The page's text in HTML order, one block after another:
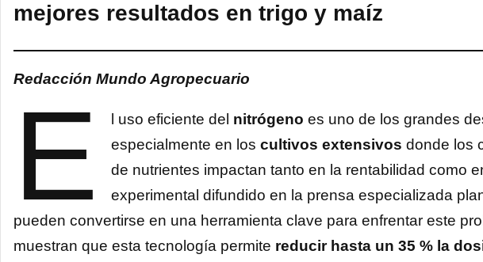
mejores resultados en trigo y maíz
Redacción Mundo Agropecuario
E l uso eficiente del nitrógeno es uno de los grandes
especialmente en los cultivos extensivos donde los
de nutrientes impactan tanto en la rentabilidad como
experimental difundido en la prensa especializada
pueden convertirse en una herramienta clave para enfrentar este
muestran que esta tecnología permite reducir hasta un 35 % la